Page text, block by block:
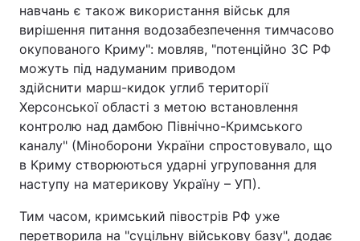
навчань є також використання військ для
вирішення питання водозабезпечення тимчасово
окупованого Криму": мовляв, "потенційно ЗС РФ
можуть під надуманим приводом
здійснити марш-кидок углиб території
Херсонської області з метою встановлення
контролю над дамбою Північно-Кримського
каналу" (Міноборони України спростовувало, що
в Криму створюються ударні угруповання для
наступу на материкову Україну – УП).
Тим часом, кримський півострів РФ уже
перетворила на "суцільну військову базу", додає